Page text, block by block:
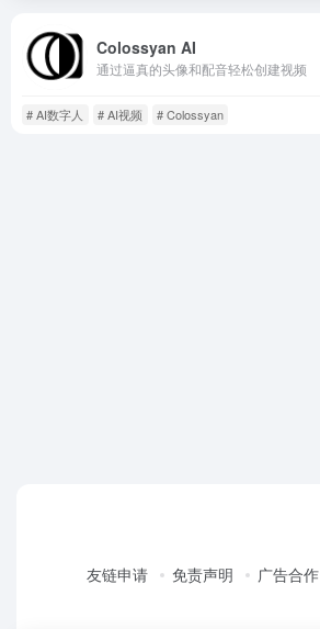
Colossyan AI
通过逼真的头像和配音轻松创建视频
# AI数字人 # AI视频 # Colossyan
友链申请 免责声明 广告合作